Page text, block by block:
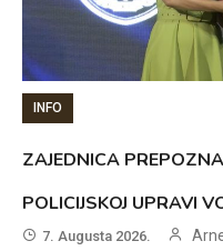
INFO
ZAJEDNICA
POLICIJSKOJ UPRAVI
7. Augusta 2026.